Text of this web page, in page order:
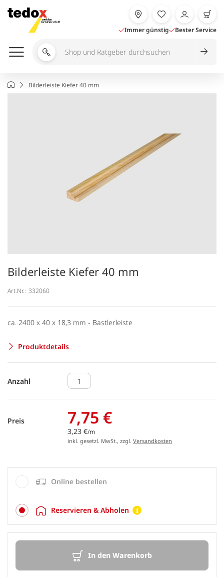
Inhalt
springen
Immer günstig Bester Service
Shop
durchsuchen
StartseiteBilderleiste Kiefer 40 mm
Bilderleiste Kiefer 40 mm
Art.Nr.: 332060
ca. 2400 x 40 x 18,3 mm - Bastlerleiste
Produktdetails
Anzahl
Preis 7,75 €
3,23 €/m
inkl. gesetzl. MwSt., zzgl. Versandkosten
Online bestellen
Reservieren & Abholen
In den Warenkorb